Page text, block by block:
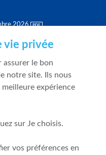
2026
vie privée
assurer le bon
notre site. Ils nous
expérience
sur Je choisis.
vos préférences en